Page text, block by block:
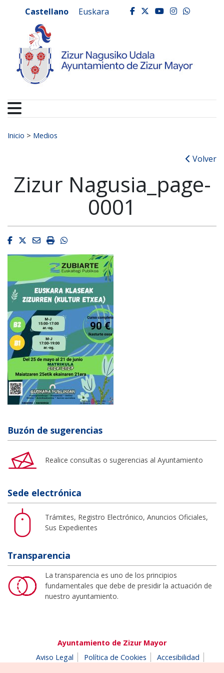
Ayuntamiento de
Castellano Euskara facebook
twitter
youtube
Buscar:
Inicio > Medios
Volver
Zizur Nagusia_page-
0001
Facebook
Twitter
EmailImprimirWhatsapp
Buzón de sugerencias
Realice consultas o sugerencias al Ayuntamiento
Sede electrónica
Trámites, Registro Electrónico, Anuncios Oficiales,
Sus Expedientes
Transparencia
La transparencia es uno de los principios
fundamentales que debe de presidir la actuación de
nuestro ayuntamiento.
Ayuntamiento de Zizur Mayor
Aviso Legal
Política de Cookies
Accesibilidad